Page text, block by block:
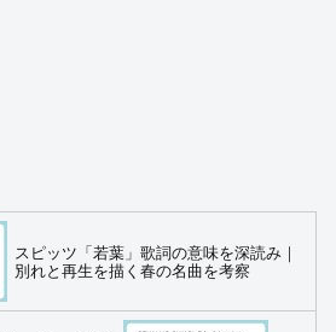
スピッツ「若葉」歌詞の意味を深読み｜
別れと再生を描く春の名曲を考察